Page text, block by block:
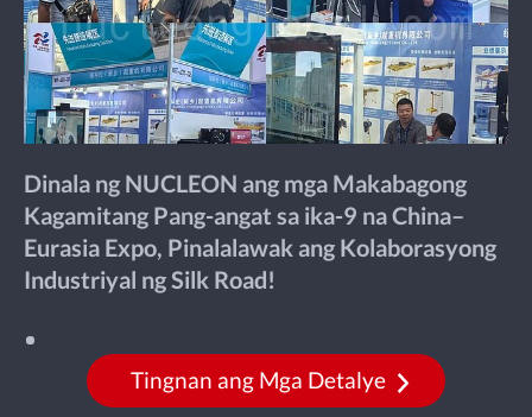
Dinala ng NUCLEON ang mga Makabagong
Kagamitang Pang-angat sa ika-9 na China–
Eurasia Expo, Pinalalawak ang Kolaborasyong
Industriyal ng Silk Road!
Tingnan ang Mga Detalye